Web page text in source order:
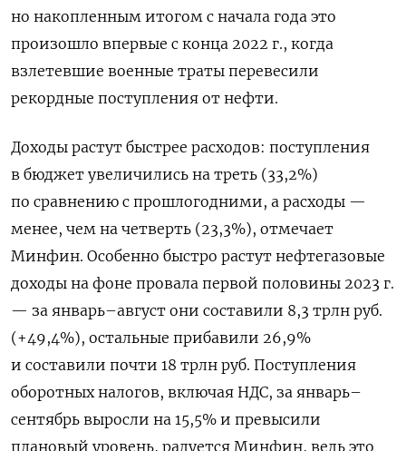
но накопленным итогом с начала года это
произошло впервые с конца 2022 г., когда
взлетевшие военные траты перевесили
рекордные поступления от нефти.
Доходы растут быстрее расходов: поступления
в бюджет увеличились на треть (33,2%)
по сравнению с прошлогодними, а расходы —
менее, чем на четверть (23,3%), отмечает
Минфин. Особенно быстро растут нефтегазовые
доходы на фоне провала первой половины 2023 г.
— за январь–август они составили 8,3 трлн руб.
(+49,4%), остальные прибавили 26,9%
и составили почти 18 трлн руб. Поступления
оборотных налогов, включая НДС, за январь–
сентябрь выросли на 15,5% и превысили
плановый уровень, радуется Минфин, ведь это